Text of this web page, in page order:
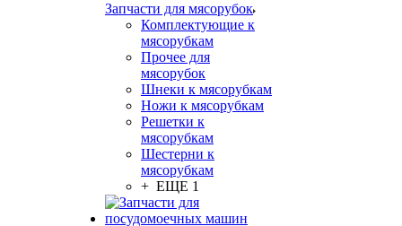
Запчасти для мясорубок
Комплектующие к
мясорубкам
Прочее для
мясорубок
Шнеки к мясорубкам
Ножи к мясорубкам
Решетки к
мясорубкам
Шестерни к
мясорубкам
+ ЕЩЕ 1